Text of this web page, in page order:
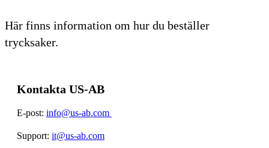
Här finns information om hur du beställer
trycksaker.
Kontakta US-AB
E-post: info@us-ab.com
Support: it@us-ab.com